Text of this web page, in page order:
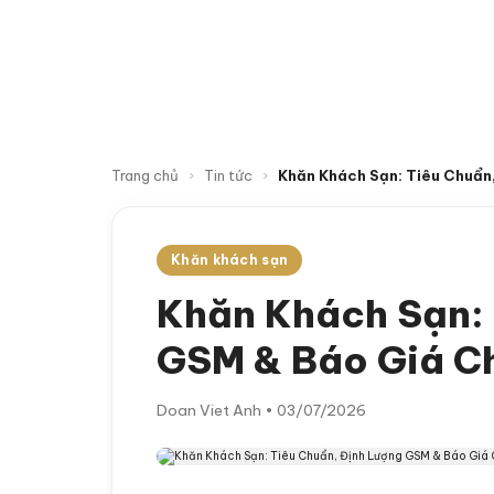
Trang chủ › Tin tức › Khăn Khách Sạn: Tiêu
Khăn khách sạn
Khăn Khách
GSM & Báo Giá
Doan Viet Anh • 03/07/2026